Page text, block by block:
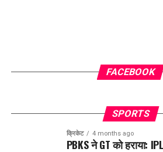
FACEBOOK
SPORTS
क्रिकेट 4 months ago
PBKS ने GT को हराया: